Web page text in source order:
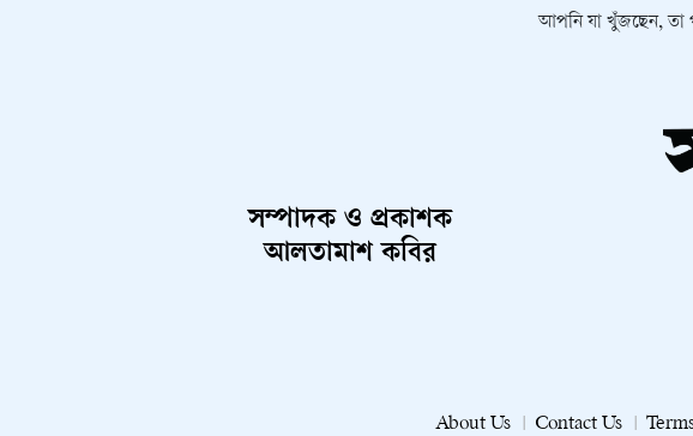
আপনি যা খুঁজছেন, তা
সম্পাদক ও প্রকাশক
আলতামাশ কবির
About Us Contact Us